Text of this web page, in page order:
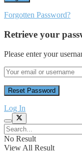
Forgotten Password?
Retrieve your
Please enter your
Log In
No Result
View All Result